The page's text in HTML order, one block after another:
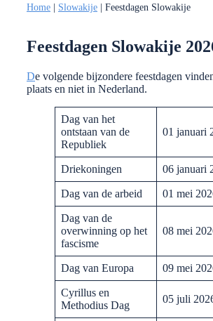
Home Slowakije Feestdagen Slowakije
Feestdagen Slowakije
De volgende bijzondere feestdagen
plaats en niet in Nederland.
Dag van het
ontstaan van de
Republiek
01 januari
Driekoningen 06 januari
Dag van de arbeid 01 mei
Dag van de
overwinning op het
fascisme
08 mei
Dag van Europa 09 mei
Cyrillus en
Methodius Dag
05 juli